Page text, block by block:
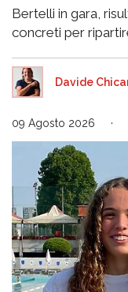
Bertelli in gara,
concreti per
Davide
09 Agosto 2026